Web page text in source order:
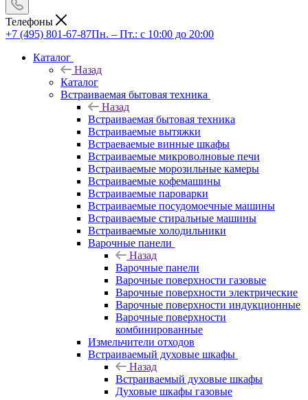
Телефоны
+7 (495) 801-67-87Пн. – Пт.: с 10:00 до 20:00
Каталог
Назад
Каталог
Встраиваемая бытовая техника
Назад
Встраиваемая бытовая техника
Встраиваемые вытяжки
Встраеваемые винные шкафы
Встраиваемые микроволновые печи
Встраиваемые морозильные камеры
Встраиваемые кофемашины
Встраиваемые пароварки
Встраиваемые посудомоечные машины
Встраиваемые стиральные машины
Встраиваемые холодильники
Варочные панели
Назад
Варочные панели
Варочные поверхности газовые
Варочные поверхности электрические
Варочные поверхности индукционные
Варочные поверхности
комбинированные
Измельчители отходов
Встраиваемый духовые шкафы
Назад
Встраиваемый духовые шкафы
Духовые шкафы газовые